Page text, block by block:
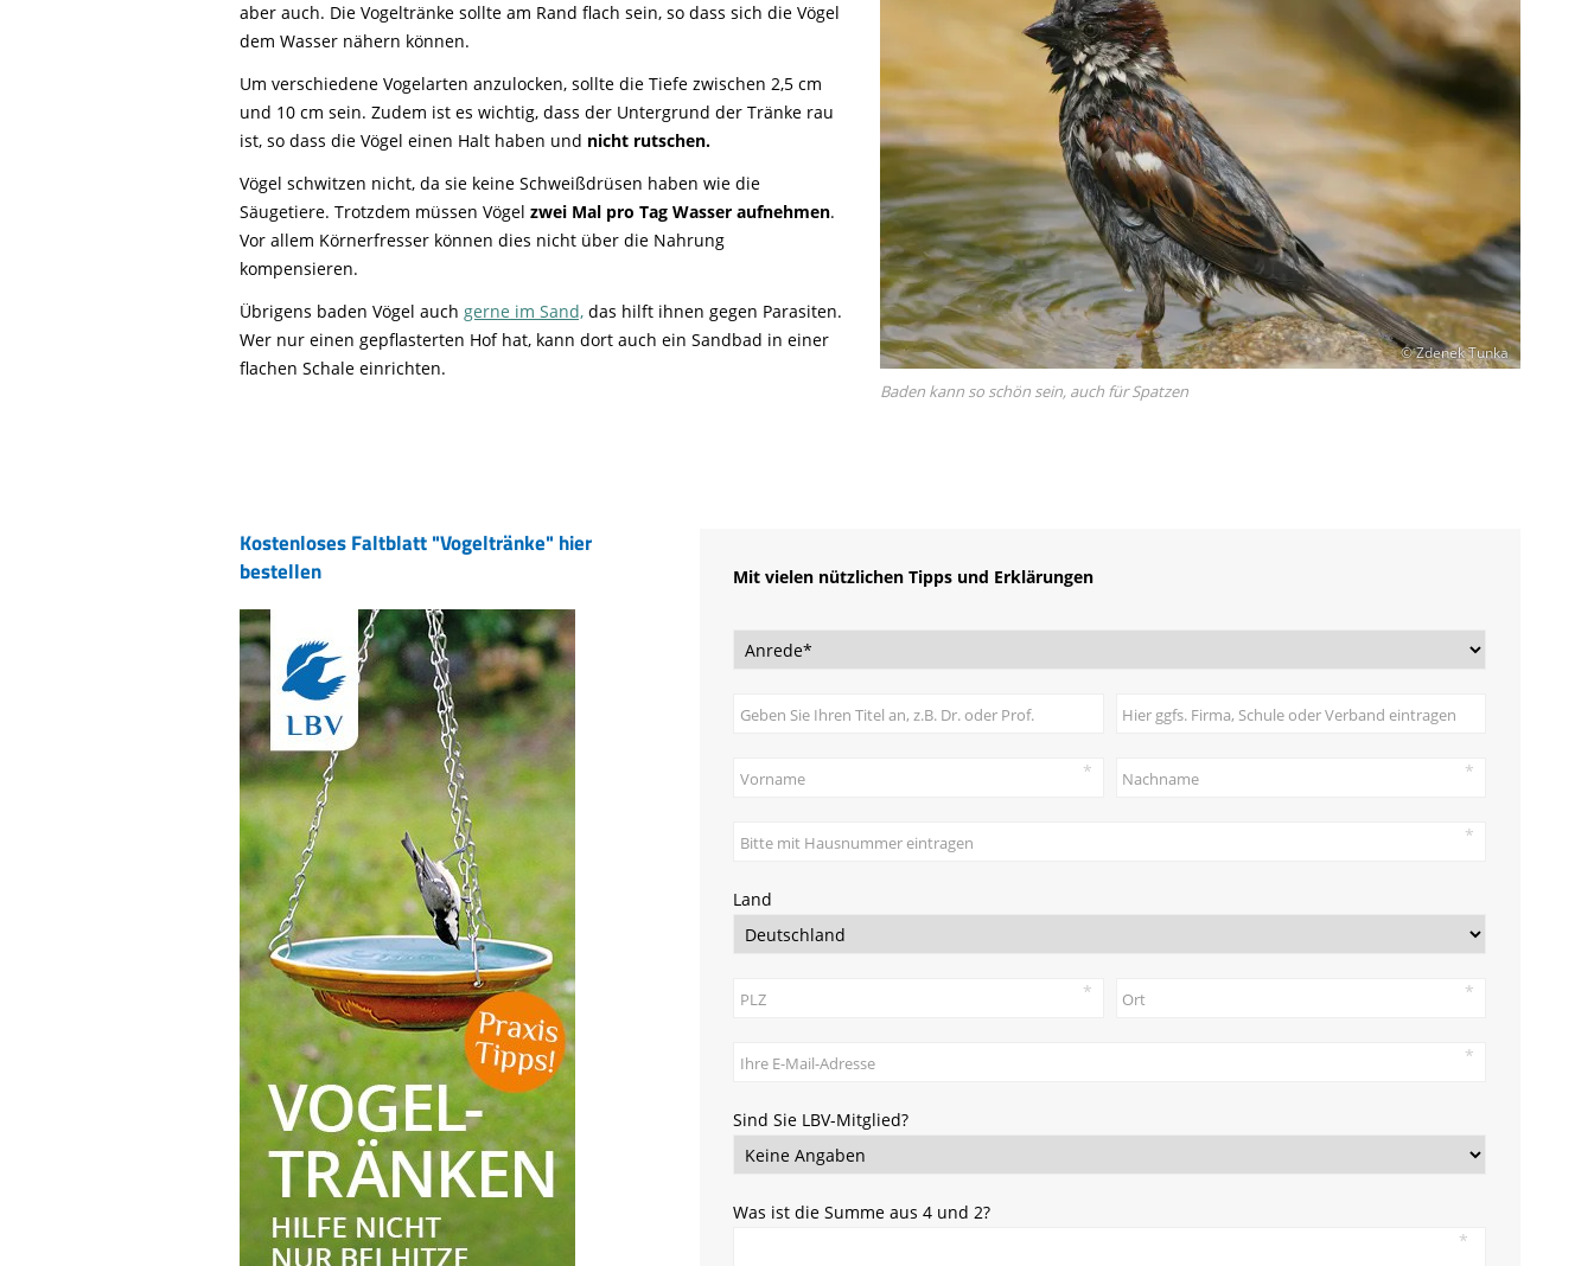
© Zdenek Tunka
Baden kann so schön sein, auch für Spatzen
aber auch. Die Vogeltränke sollte am Rand flach sein, so dass sich die Vögel
dem Wasser nähern können.
Um verschiedene Vogelarten anzulocken, sollte die Tiefe zwischen 2,5 cm
und 10 cm sein. Zudem ist es wichtig, dass der Untergrund der Tränke rau
ist, so dass die Vögel einen Halt haben und nicht rutschen.
Vögel schwitzen nicht, da sie keine Schweißdrüsen haben wie die
Säugetiere. Trotzdem müssen Vögel zwei Mal pro Tag Wasser aufnehmen.
Vor allem Körnerfresser können dies nicht über die Nahrung
kompensieren.
Übrigens baden Vögel auch gerne im Sand, das hilft ihnen gegen Parasiten.
Wer nur einen gepflasterten Hof hat, kann dort auch ein Sandbad in einer
flachen Schale einrichten.
Kostenloses Faltblatt "Vogeltränke" hier
bestellen
Mit vielen nützlichen Tipps und Erklärungen
Land
Sind Sie LBV-Mitglied?
Was ist die Summe aus 4 und 2?